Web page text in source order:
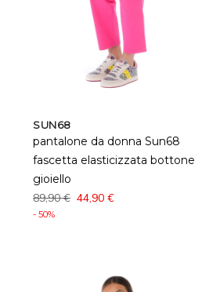
SUN68
pantalone da donna Sun68
fascetta elasticizzata bottone
gioiello
89,90 € 44,90 €
- 50%